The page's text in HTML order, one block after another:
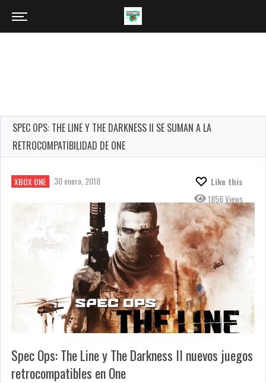
SPEC OPS: THE LINE Y THE DARKNESS II SE SUMAN A LA
RETROCOMPATIBILIDAD DE ONE
XBOX ONE 30 enero, 2018
Like this
1856 Views
Spec Ops: The Line y The Darkness II nuevos juegos
retrocompatibles en One